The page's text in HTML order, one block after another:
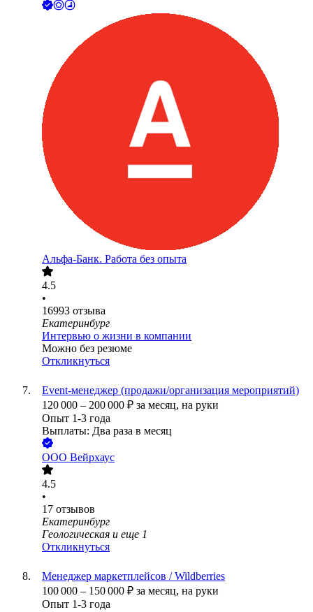
Альфа-Банк. Работа без опыта
4.5
•
16993 отзыва
Екатеринбург
Интервью о жизни в компании
Можно без резюме
Откликнуться
Event-менеджер (продажи/организация мероприятий)
120 000 – 200 000 ₽ за месяц, на руки
Опыт 1-3 года
Выплаты: Два раза в месяц
ООО Вейрхаус
4.5
•
17 отзывов
Екатеринбург
Геологическая и еще 1
Откликнуться
Менеджер маркетплейсов / Wildberries
100 000 – 150 000 ₽ за месяц, на руки
Опыт 1-3 года